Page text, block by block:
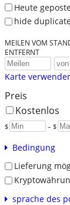
Heute
hide
MEILEN VOM
ENTFERNT
Karte
Preis
Kostenlos
$ – $
Bedingung
Lieferung
sprache des